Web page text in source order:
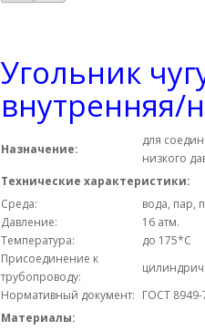
Угольник
внутренняя/
Назначение:
для
низкого
Технические характеристики:
Среда:
вода, пар,
Давление:
16 атм.
Температура:
до 175*С
Присоединение к
трубопроводу:
Нормативный документ: ГОСТ 8949-
Материалы: